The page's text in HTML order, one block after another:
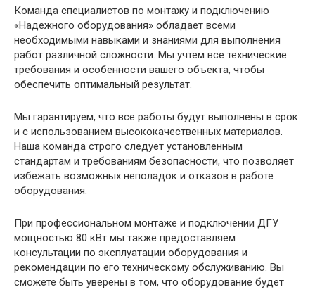
Команда специалистов по монтажу и подключению
«Надежного оборудования» обладает всеми
необходимыми навыками и знаниями для выполнения
работ различной сложности. Мы учтем все технические
требования и особенности вашего объекта, чтобы
обеспечить оптимальный результат.
Мы гарантируем, что все работы будут выполнены в срок
и с использованием высококачественных материалов.
Наша команда строго следует установленным
стандартам и требованиям безопасности, что позволяет
избежать возможных неполадок и отказов в работе
оборудования.
При профессиональном монтаже и подключении ДГУ
мощностью 80 кВт мы также предоставляем
консультации по эксплуатации оборудования и
рекомендации по его техническому обслуживанию. Вы
сможете быть уверены в том, что оборудование будет